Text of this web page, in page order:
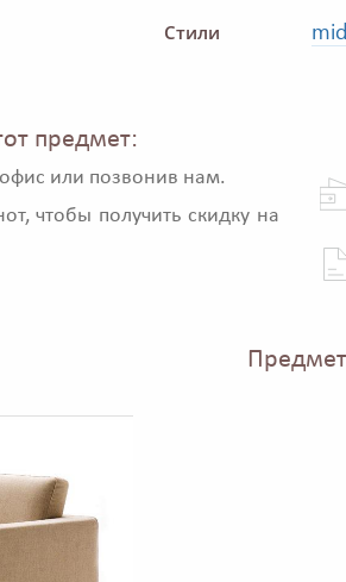
Стили
предмет:
или позвонив нам.
чтобы получить скидку на